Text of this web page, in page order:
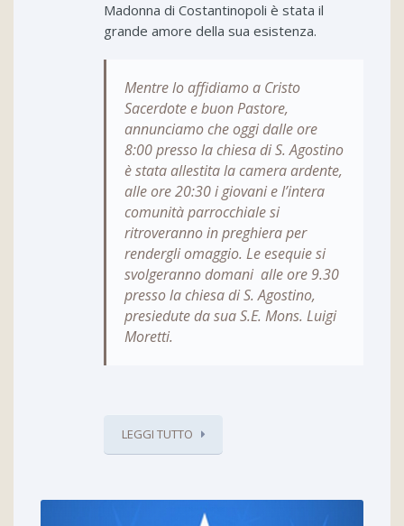
Madonna di Costantinopoli è stata il
grande amore della sua esistenza.
Mentre lo affidiamo a Cristo
Sacerdote e buon Pastore,
annunciamo che oggi dalle ore
8:00 presso la chiesa di S. Agostino
è stata allestita la camera ardente,
alle ore 20:30 i giovani e l’intera
comunità parrocchiale si
ritroveranno in preghiera per
rendergli omaggio. Le esequie si
svolgeranno domani alle ore 9.30
presso la chiesa di S. Agostino,
presiedute da sua S.E. Mons. Luigi
Moretti.
LEGGI TUTTO